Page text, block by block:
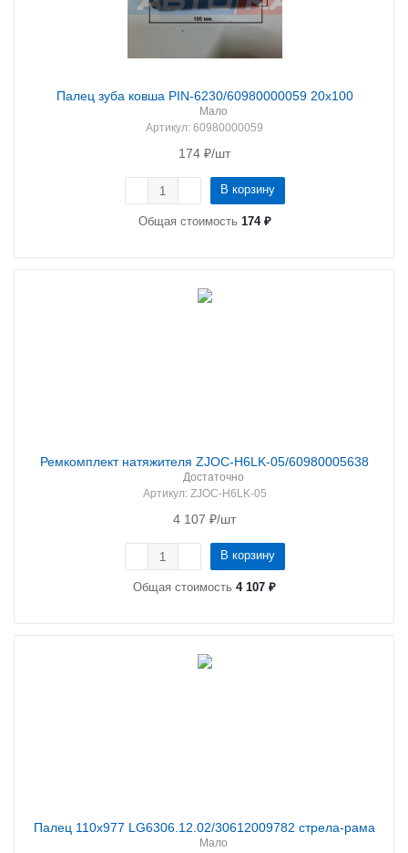
Палец зуба ковша PIN-6230/60980000059 20х100
Мало
Артикул: 60980000059
174 ₽/шт
В корзину
Общая стоимость 174 ₽
Ремкомплект натяжителя ZJOC-H6LK-05/60980005638
Достаточно
Артикул: ZJOC-H6LK-05
4 107 ₽/шт
В корзину
Общая стоимость 4 107 ₽
Палец 110х977 LG6306.12.02/30612009782 стрела-рама
Мало